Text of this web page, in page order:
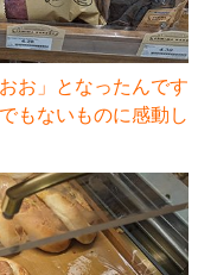
お」となったんです
もないものに感動し